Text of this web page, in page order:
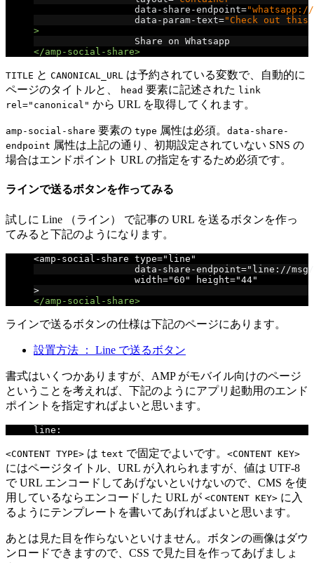
data-share-endpoint=
data-param-text="Check out this
>
                  Share on Whatsapp
</amp-social-share>
TITLE と CANONICAL_URL は予約されている変数で、自動的に
ページのタイトルと、
head 要素に記述された link
rel="canonical" から URL を取得してくれます。
amp-social-share 要素の type 属性は必須。 data-share-
endpoint 属性は上記の通り、初期設定されていない SNS の
場合はエンドポイント URL の指定をするため必須です。
ラインで送るボタンを作ってみる
試しに Line （ライン） で記事の URL を送るボタンを作っ
てみると下記のようになります。
<amp-social-share type="line"
data-share-endpoint="line://
                  width="60" height="44"
>
</amp-social-share>
ラインで送るボタンの仕様は下記のページにあります。
設置方法 ： Line で送るボタン
書式はいくつかありますが、AMP がモバイル向けのページ
ということを考えれば、下記のようにアプリ起動用のエンド
ポイントを指定すればよいと思います。
line :
<CONTENT TYPE> は text で固定でよいです。 <CONTENT KEY>
にはページタイトル、URL が入れられますが、値は UTF-8
で URL エンコードしてあげないといけないので、CMS を使
用しているならエンコードした URL が <CONTENT KEY> に入
るようにテンプレートを書いてあげればよいと思います。
あとは見た目を作らないといけません。ボタンの画像はダウ
ンロードできますので、CSS で見た目を作ってあげましょ